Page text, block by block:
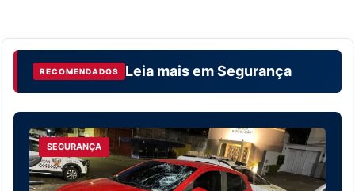
RECOMENDADOS Leia mais emSegurança
SEGURANÇA